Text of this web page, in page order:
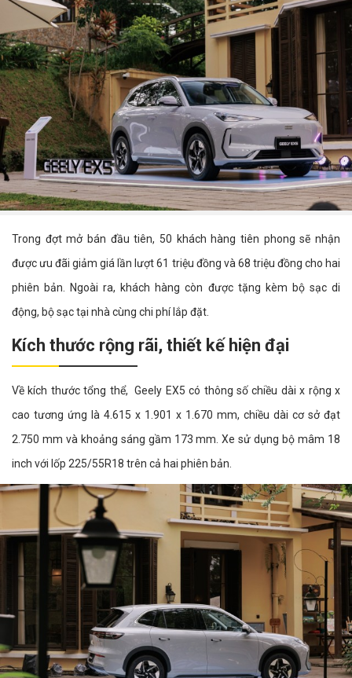
Trong đợt mở bán đầu tiên, 50 khách hàng tiên phong sẽ nhận
được ưu đãi giảm giá lần lượt 61 triệu đồng và 68 triệu đồng cho hai
phiên bản. Ngoài ra, khách hàng còn được tặng kèm bộ sạc di
động, bộ sạc tại nhà cùng chi phí lắp đặt.
Kích thước rộng rãi, thiết kế hiện đại
Về kích thước tổng thể, Geely EX5 có thông số chiều dài x rộng x
cao tương ứng là 4.615 x 1.901 x 1.670 mm, chiều dài cơ sở đạt
2.750 mm và khoảng sáng gầm 173 mm. Xe sử dụng bộ mâm 18
inch với lốp 225/55R18 trên cả hai phiên bản.